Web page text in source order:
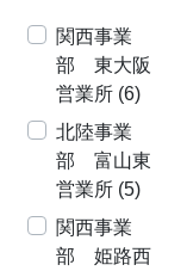
関西事業
部 東大阪
営業所 (6)
北陸事業
部 富山東
営業所 (5)
関西事業
部 姫路西